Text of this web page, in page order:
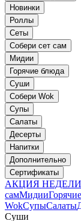
Новинки
Роллы
Сеты
Собери сет сам
Мидии
Горячие блюда
Суши
Собери Wok
Супы
Салаты
Десерты
Напитки
Дополнительно
Сертификаты
АКЦИЯ НЕДЕЛИ
самМидии
WokСупыСалаты
Суши